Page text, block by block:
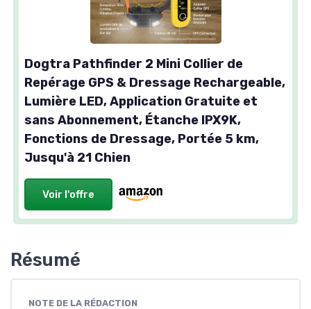
Dogtra Pathfinder 2 Mini Collier de
Repérage GPS & Dressage Rechargeable,
Lumière LED, Application Gratuite et
sans Abonnement, Étanche IPX9K,
Fonctions de Dressage, Portée 5 km,
Jusqu'à 21 Chien
Voir l'offre
Résumé
NOTE DE LA RÉDACTION